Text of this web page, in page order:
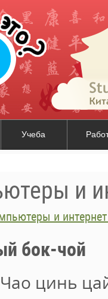
Учеба
и
и
бок-чой
Чао цинь